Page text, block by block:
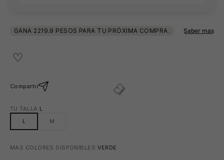
Compartir
TU TALLA:L
L
M
MAS COLORES DISPONIBLES:VERDE
😎